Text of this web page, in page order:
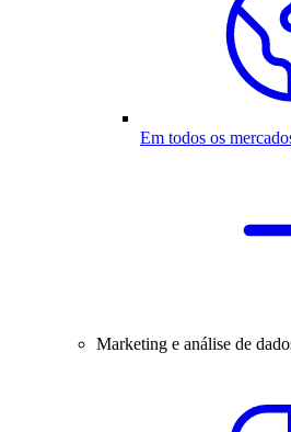
Em todos os
Marketing e análise de